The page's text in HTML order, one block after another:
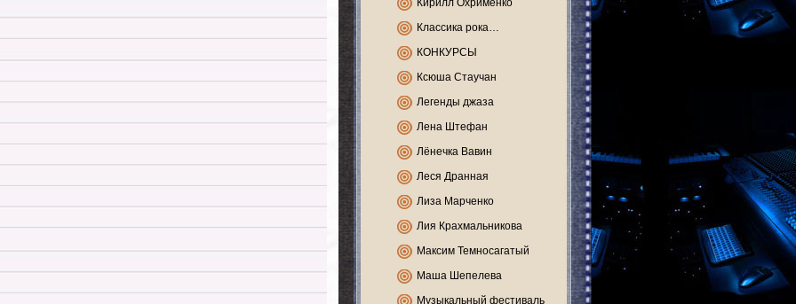
Кирилл Охрименко
Классика рока…
КОНКУРСЫ
Ксюша Стаучан
Легенды джаза
Лена Штефан
Лёнечка Вавин
Леся Дранная
Лиза Марченко
Лия Крахмальникова
Максим Темносагатый
Маша Шепелева
Музыкальный фестиваль